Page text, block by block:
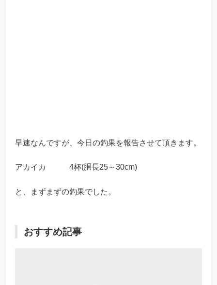
早速なんですが、今日の釣果を報告させて頂きます。
アカイカ 4杯(胴長25～30cm)
と、まずまずの釣果でした。
おすすめ記事